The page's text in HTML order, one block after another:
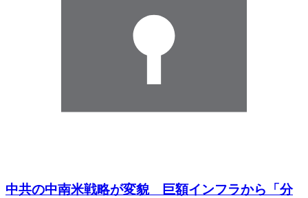
中共の中南米戦略が変貌 巨額インフラから「分